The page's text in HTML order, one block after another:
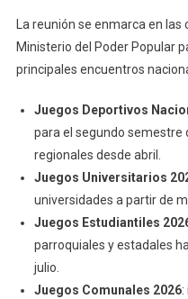
La reunión se enmarca en
Ministerio del Poder Popular
principales encuentros
Juegos Deportivos
para el segundo semestre
regionales desde abril.
Juegos Universitarios
universidades a partir de
Juegos Estudiantiles
parroquiales y estadales
julio.
Juegos Comunales 2026: